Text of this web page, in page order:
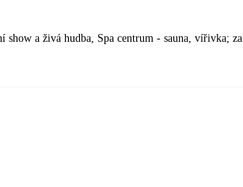
a živá hudba, Spa centrum - sauna, vířivka; za